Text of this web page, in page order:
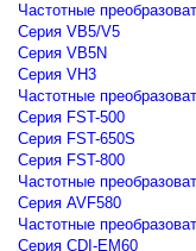
Частотные
Cерия VB5/V5
Cерия VB5N
Cерия VH3
Частотные
Серия FST-500
Серия FST-650S
Серия FST-800
Частотные
Серия AVF580
Частотные
Серия CDI-EM60